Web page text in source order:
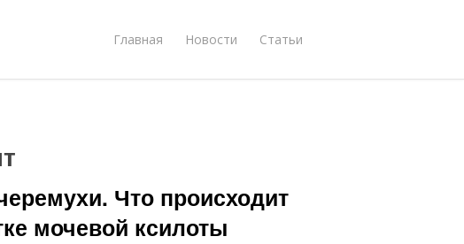
Главная Новости Статьи
Что происходит
мочевой ксилоты